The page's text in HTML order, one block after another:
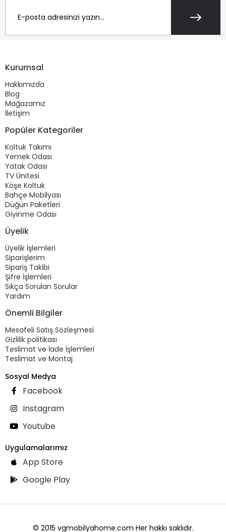
Kurumsal
Hakkımızda
Blog
Mağazamız
İletişim
Popüler Kategoriler
Koltuk Takımı
Yemek Odası
Yatak Odası
TV Ünitesi
Köşe Koltuk
Bahçe Mobilyası
Düğün Paketleri
Giyinme Odası
Üyelik
Üyelik İşlemleri
Siparişlerim
Sipariş Takibi
Şifre İşlemleri
Sıkça Sorulan Sorular
Yardım
Önemli Bilgiler
Mesafeli Satış Sözleşmesi
Gizlilik politikası
Teslimat ve İade İşlemleri
Teslimat ve Montaj
Sosyal Medya
Facebook
Instagram
Youtube
Uygulamalarımız
App Store
Google Play
© 2015 vgmobilyahome.com Her hakkı saklıdır.